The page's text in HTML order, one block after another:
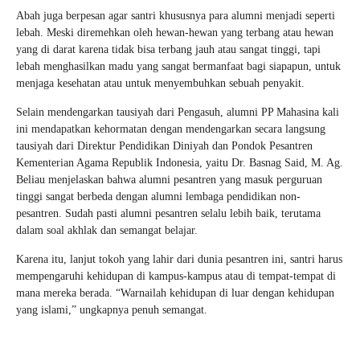
Abah juga berpesan agar santri khususnya para alumni menjadi seperti
lebah. Meski diremehkan oleh hewan-hewan yang terbang atau hewan
yang di darat karena tidak bisa terbang jauh atau sangat tinggi, tapi
lebah menghasilkan madu yang sangat bermanfaat bagi siapapun, untuk
menjaga kesehatan atau untuk menyembuhkan sebuah penyakit.
Selain mendengarkan tausiyah dari Pengasuh, alumni PP Mahasina kali
ini mendapatkan kehormatan dengan mendengarkan secara langsung
tausiyah dari Direktur Pendidikan Diniyah dan Pondok Pesantren
Kementerian Agama Republik Indonesia, yaitu Dr. Basnag Said, M. Ag.
Beliau menjelaskan bahwa alumni pesantren yang masuk perguruan
tinggi sangat berbeda dengan alumni lembaga pendidikan non-
pesantren. Sudah pasti alumni pesantren selalu lebih baik, terutama
dalam soal akhlak dan semangat belajar.
Karena itu, lanjut tokoh yang lahir dari dunia pesantren ini, santri harus
mempengaruhi kehidupan di kampus-kampus atau di tempat-tempat di
mana mereka berada. “Warnailah kehidupan di luar dengan kehidupan
yang islami,” ungkapnya penuh semangat.